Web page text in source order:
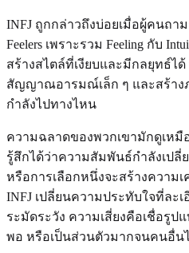
INFJ ถูกกล่าวถึงบ่อยเมื่อผู้คนถา
Feelers เพราะรวม Feeling กับ
สร้างสไตล์ที่เงียบและมีกลยุทธ์ไ
สัญญาณอารมณ์เล็ก ๆ และสร้าง
กำลังไปทางไหน
ความฉลาดของพวกเขามักดูเห
รู้สึกได้ว่าความสัมพันธ์กำลังเปลี่
หรือการเลือกหนึ่งจะสร้างความ
INFJ เปลี่ยนความประทับใจที่ละ
ระมัดระวัง ความเสี่ยงคือเชื่อรูป
พอ หรือเป็นส่วนตัวมากจนคนอื่น